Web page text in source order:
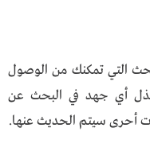
التي تمكنك من الوصول
أي جهد في البحث عن
أحرى سيتم الحديث عنها.